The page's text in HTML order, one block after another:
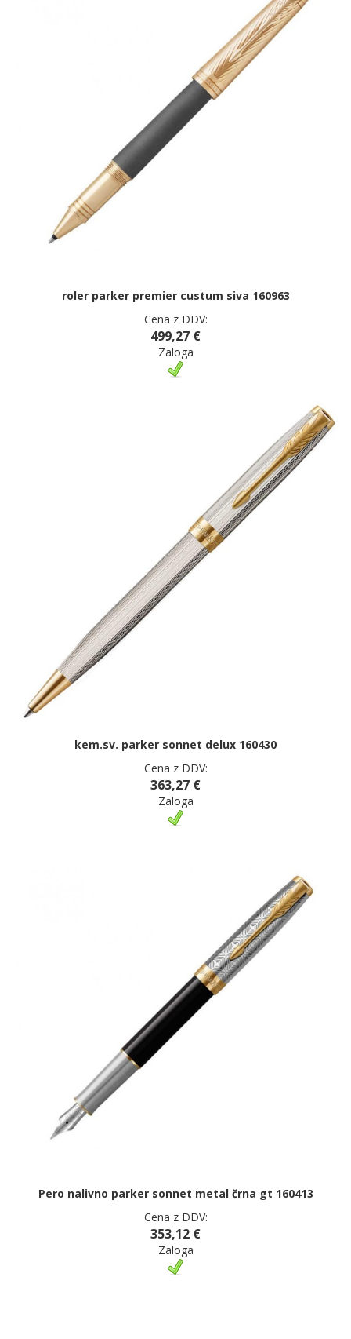
roler parker premier custum siva 160963
Cena z DDV:
499,27 €
Zaloga
kem.sv. parker sonnet delux 160430
Cena z DDV:
363,27 €
Zaloga
Pero nalivno parker sonnet metal črna gt 160413
Cena z DDV:
353,12 €
Zaloga